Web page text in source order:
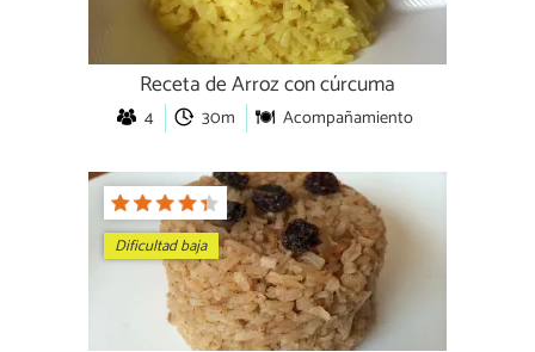
Receta de Arroz con cúrcuma
4 30m Acompañamiento
Dificultad baja